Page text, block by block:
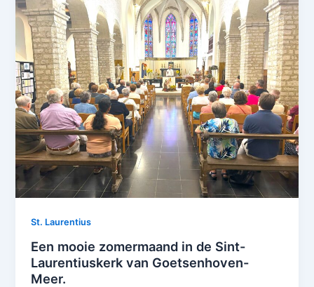
St. Laurentius
Een mooie zomermaand in de Sint-
Laurentiuskerk van Goetsenhoven-
Meer.